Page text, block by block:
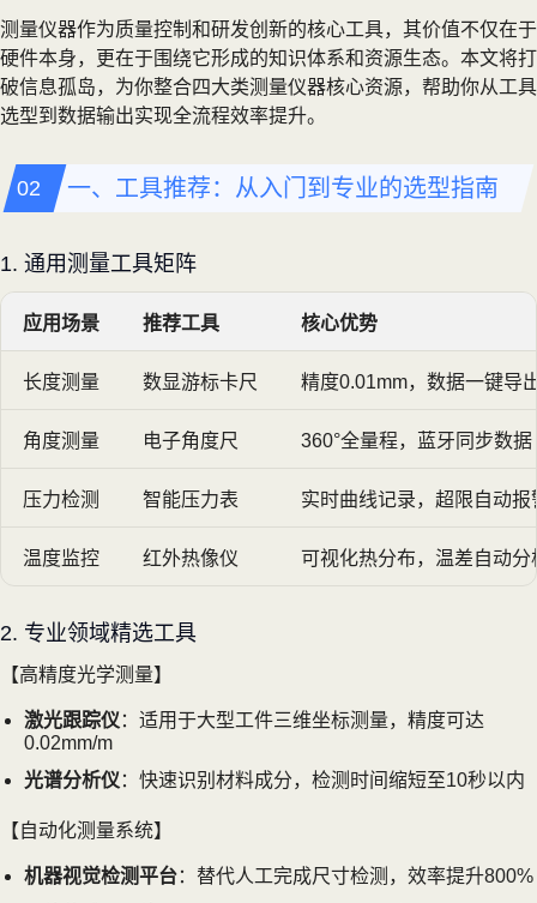
测量仪器作为质量控制和研发创新的核心工具，其价值不仅在于
硬件本身，更在于围绕它形成的知识体系和资源生态。本文将打
破信息孤岛，为你整合四大类测量仪器核心资源，帮助你从工具
选型到数据输出实现全流程效率提升。
一、工具推荐：从入门到专业的选型指南
1. 通用测量工具矩阵
应用场景 推荐工具 核心优势
长度测量 数显游标卡尺 精度0.01mm，数据一键导
角度测量 电子角度尺 360°全量程，蓝牙同步数据
压力检测 智能压力表 实时曲线记录，超限自动报
温度监控 红外热像仪 可视化热分布，温差自动分
2. 专业领域精选工具
【高精度光学测量】
激光跟踪仪 ：适用于大型工件三维坐标测量，精度可达
0.02mm/m
光谱分析仪 ：快速识别材料成分，检测时间缩短至10秒以内
【自动化测量系统】
机器视觉检测平台：替代人工完成尺寸检测，效率提升800%